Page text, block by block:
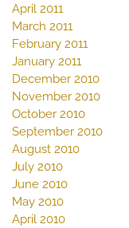
April 2011
March 2011
February 2011
January 2011
December 2010
November 2010
October 2010
September 2010
August 2010
July 2010
June 2010
May 2010
April 2010